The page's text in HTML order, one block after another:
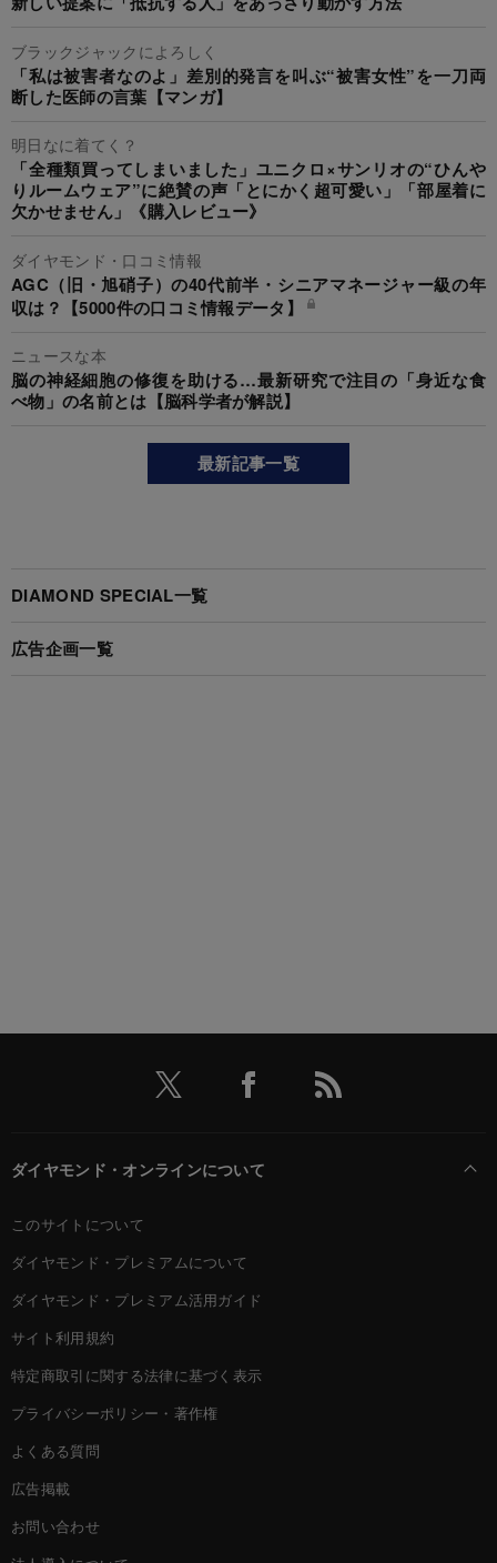
ブラックジャックによろしく
「私は被害者なのよ」差別的発言を叫ぶ“被害女性”を一刀両
断した医師の言葉【マンガ】
明日なに着てく？
「全種類買ってしまいました」ユニクロ×サンリオの“ひんや
りルームウェア”に絶賛の声「とにかく超可愛い」「部屋着に
欠かせません」《購入レビュー》
ダイヤモンド・口コミ情報
AGC（旧・旭硝子）の40代前半・シニアマネージャー級の年
収は？【5000件の口コミ情報データ】
ニュースな本
脳の神経細胞の修復を助ける…最新研究で注目の「身近な食
べ物」の名前とは【脳科学者が解説】
最新記事一覧
DIAMOND SPECIAL一覧
広告企画一覧
ダイヤモンド・オンラインについて
このサイトについて
ダイヤモンド・プレミアムについて
ダイヤモンド・プレミアム活用ガイド
サイト利用規約
特定商取引に関する法律に基づく表示
プライバシーポリシー・著作権
よくある質問
広告掲載
お問い合わせ